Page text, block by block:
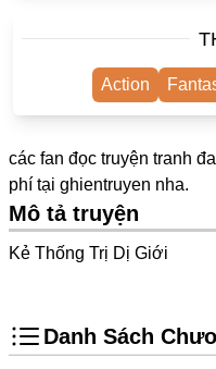
Trọng Sinh
Doujinshi
Shounen Ai
Action
các fan đọc truyện tranh
phí tại ghientruyen nha.
Mô tả truyện
Kẻ Thống Trị Dị Giới
Danh Sách